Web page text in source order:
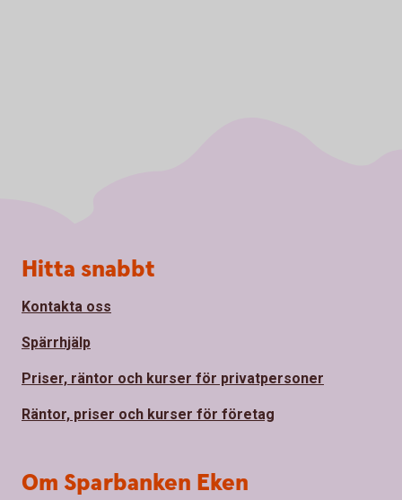
Sidfot
Hitta snabbt
Kontakta oss
Spärrhjälp
Priser, räntor och kurser för privatpersoner
Räntor, priser och kurser för företag
Om Sparbanken Eken